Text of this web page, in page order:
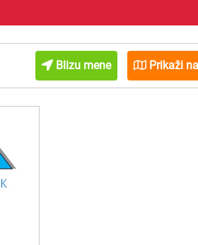
Blizu mene Prikaži